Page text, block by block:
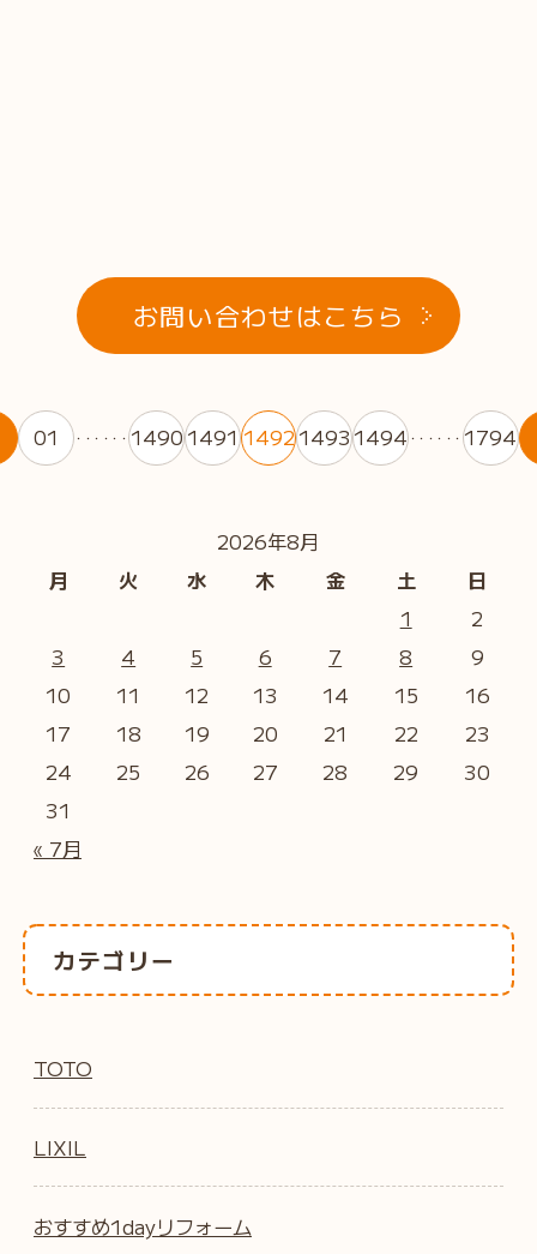
お問い合わせはこちら
01 ・・・・・・ 14901491149214931494 ・・・・・・ 1794
2026年8月
月
火 水 木 金 土 日
« 7月
1
2
3
4 5 6 7 8
9
10
11 12 13 14 15
16
17
18 19 20 21 22
23
24
25 26 27 28 29
30
31
カテゴリー
TOTO
LIXIL
おすすめ1dayリフォーム